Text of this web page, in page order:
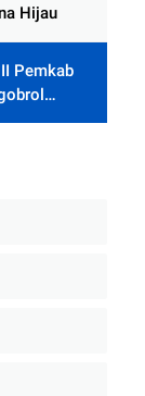
Hijau
Pemkab